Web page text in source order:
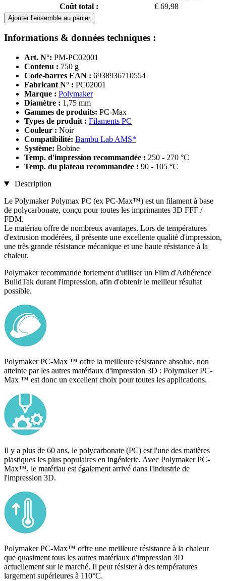
Coût total :
€ 69,98
Ajouter l'ensemble au panier
Informations & données techniques :
Art. N°: PM-PC02001
Contenu : 750 g
Code-barres EAN : 6938936710554
Fabricant N° : PC02001
Marque : Polymaker
Diamètre : 1,75 mm
Gammes de produits: PC-Max
Types de produit : Filaments PC
Couleur : Noir
Compatibilité: Bambu Lab AMS*
Système: Bobine
Temp. d'impression recommandée : 250 - 270 °C
Temp. du plateau recommandée : 90 - 105 °C
Description
Le Polymaker Polymax PC (ex PC-Max™) est un filament à base
de polycarbonate, conçu pour toutes les imprimantes 3D FFF /
FDM.
Le matériau offre de nombreux avantages. Lors de températures
d'extrusion modérées, il présente une excellente qualité d'impression,
une très grande résistance mécanique et une haute résistance à la
chaleur.
Polymaker recommande fortement d'utiliser un Film d'Adhérence
BuildTak durant l'impression, afin d'obtenir le meilleur résultat
possible.
Polymaker PC-Max ™ offre la meilleure résistance absolue, non
atteinte par les autres matériaux d'impression 3D : Polymaker PC-
Max ™ est donc un excellent choix pour toutes les applications.
Il y a plus de 60 ans, le polycarbonate (PC) est l'une des matières
plastiques les plus populaires en ingénierie. Avec Polymaker PC-
Max™, le matériau est également arrivé dans l'industrie de
l'impression 3D.
Polymaker PC-Max™ offre une meilleure résistance à la chaleur
que quasiment tous les autres matériaux d'impression 3D
actuellement sur le marché. Il peut résister à des températures
largement supérieures à 110°C.